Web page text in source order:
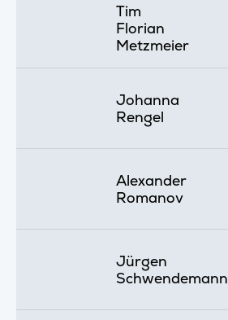
Tim
Florian
Metzmeier
Johanna
Rengel
Alexander
Romanov
Jürgen
Schwendemann